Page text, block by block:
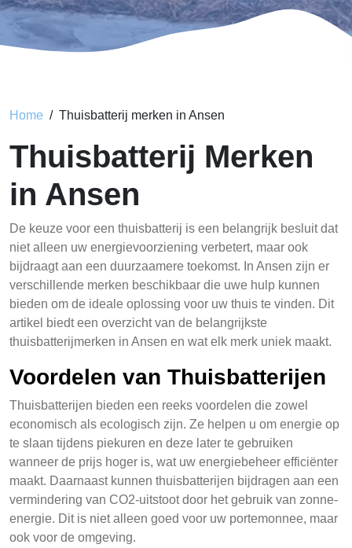
Home Thuisbatterij merken in Ansen
Thuisbatterij Merken
in Ansen
De keuze voor een thuisbatterij is een belangrijk besluit dat
niet alleen uw energievoorziening verbetert, maar ook
bijdraagt aan een duurzaamere toekomst. In Ansen zijn er
verschillende merken beschikbaar die uwe hulp kunnen
bieden om de ideale oplossing voor uw thuis te vinden. Dit
artikel biedt een overzicht van de belangrijkste
thuisbatterijmerken in Ansen en wat elk merk uniek maakt.
Voordelen van Thuisbatterijen
Thuisbatterijen bieden een reeks voordelen die zowel
economisch als ecologisch zijn. Ze helpen u om energie op
te slaan tijdens piekuren en deze later te gebruiken
wanneer de prijs hoger is, wat uw energiebeheer efficiënter
maakt. Daarnaast kunnen thuisbatterijen bijdragen aan een
vermindering van CO2-uitstoot door het gebruik van zonne-
energie. Dit is niet alleen goed voor uw portemonnee, maar
ook voor de omgeving.